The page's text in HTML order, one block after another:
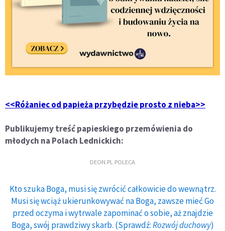
<<Różaniec od papieża przybędzie prosto z nieba>>
Publikujemy treść papieskiego przemówienia do
młodych na Polach Lednickich:
DEON.PL POLECA
Kto szuka Boga, musi się zwrócić całkowicie do wewnątrz.
Musi się wciąż ukierunkowywać na Boga, zawsze mieć Go
przed oczyma i wytrwale zapominać o sobie, aż znajdzie
Boga, swój prawdziwy skarb. (Sprawdź:Rozwój duchowy)